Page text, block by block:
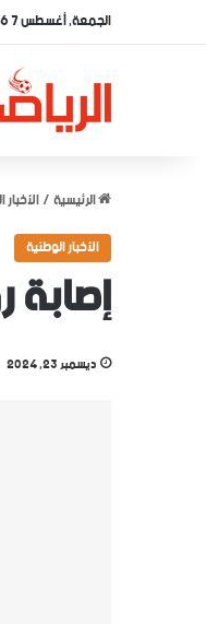
الجمعة, أغسطس 7 2026
الرئيسية/
الأخبار الوطنية
ديسمبر 23, 2024